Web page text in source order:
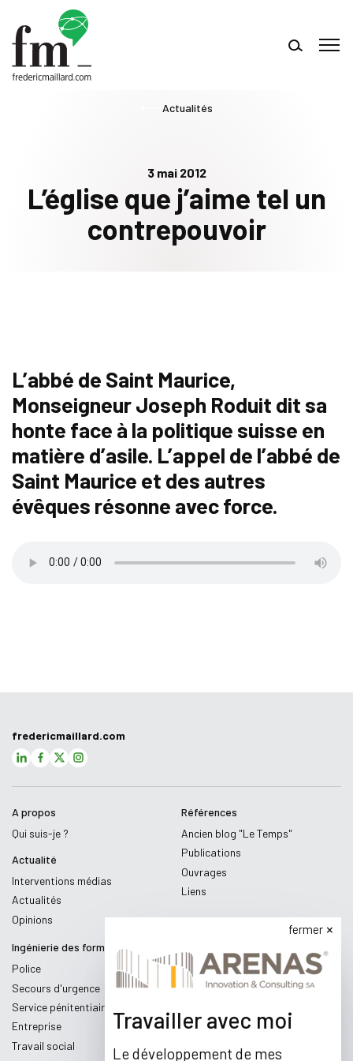
3 mai 2012
L’église que j’aime tel un
contrepouvoir
Actualités
L’abbé de Saint Maurice,
Monseigneur Joseph Roduit dit sa
honte face à la politique suisse en
matière d’asile. L’appel de l’abbé de
Saint Maurice et des autres
évêques résonne avec force.
fredericmaillard.com
A propos
Qui suis-je ?
Actualité
Interventions médias
Actualités
Opinions
Références
Ancien blog "Le Temps"
Publications
Ouvrages
Liens
Ingénierie des formations
Police
Secours d'urgence
Service pénitentiaire
Entreprise
Travail social
fermer
Travailler avec moi
Le développement de mes